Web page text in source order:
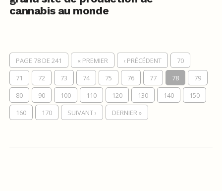
cannabis au monde
PAGE 78 DE 241 « PREMIER ‹ PRÉCÉDENT
70
71
72 73 74 75 76 77 78
79
80
90 100 110 120 130 140
150
160
170 SUIVANT › DERNIER »